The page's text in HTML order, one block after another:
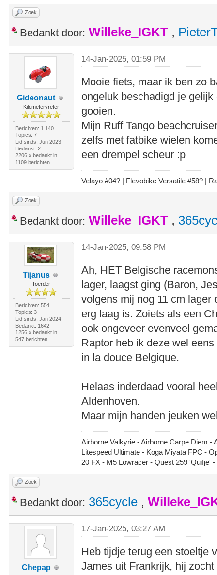
Zoek
Bedankt door: Willeke_IGKT ,
Gideonaut
Kilometervreter
Berichten: 1.140
Topics: 7
Lid sinds: Jun 2023
Bedankt: 2
2206 x bedankt in
1109 berichten
14-Jan-2025, 01:59 PM
Mooie fiets, maar ik ben zo
ongeluk beschadigd je
gooien.
Mijn Ruff Tango
zelfs met fatbike wielen
een drempel scheur :p
Velayo #04? | Flevobike Versatile #58? |
Zoek
Bedankt door: Willeke_IGKT ,
Tijanus
Toerder
Berichten: 554
Topics: 3
Lid sinds: Jan 2024
Bedankt: 1642
1256 x bedankt in
547 berichten
14-Jan-2025, 09:58 PM
Ah, HET Belgische
lager, laagst ging (Baron,
volgens mij nog 11 cm
erg laag is. Zoiets als een
ook ongeveer evenveel
Raptor heb ik deze wel
in la douce Belgique.
Helaas inderdaad vooral
Aldenhoven.
Maar mijn handen jeuken
Airborne Valkyrie - Airborne Carpe Diem -
Litespeed Ultimate - Koga Miyata FPC -
20 FX - M5 Lowracer - Quest 259 'Quifje'
Zoek
Bedankt door: 365cycle ,
Chepap
17-Jan-2025, 03:27 AM
Heb tijdje terug een stoeltje
James uit Frankrijk, hij